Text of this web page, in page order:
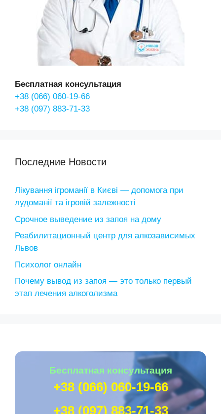
Бесплатная консультация
+38 (066) 060-19-66
+38 (097) 883-71-33
Последние Новости
Лікування ігроманії в Києві — допомога при
лудоманії та ігровій залежності
Срочное выведение из запоя на дому
Реабилитационный центр для алкозависимых
Львов
Психолог онлайн
Почему вывод из запоя — это только первый
этап лечения алкоголизма
Беcплатная консультация
+38 (066) 060-19-66
+38 (097) 883-71-33